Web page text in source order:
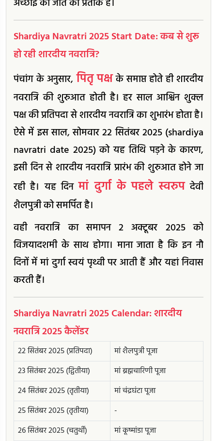
अच्छाई की जीत का प्रतीक है।
Shardiya Navratri 2025 Start Date: कब से शुरू
हो रही शारदीय नवरात्रि?
पंचांग के अनुसार, पितृ पक्षके समाप्त होते ही शारदीय
नवरात्रि की शुरुआत होती है। हर साल आश्विन शुक्ल
पक्ष की प्रतिपदा से शारदीय नवरात्रि का शुभारंभ होता है।
ऐसे में इस साल, सोमवार 22 सितंबर 2025 (shardiya
navratri date 2025) को यह तिथि पड़ने के कारण,
इसी दिन से शारदीय नवरात्रि प्रारंभ की शुरुआत होने जा
रही है। यह दिनमां दुर्गा के पहले स्वरुपदेवी
शैलपुत्री को समर्पित है।
वही नवरात्रि का समापन 2 अक्टूबर 2025 को
विजयादशमी के साथ होगा। माना जाता है कि इन नौ
दिनों में मां दुर्गा स्वयं पृथ्वी पर आती हैं और यहां निवास
करती हैं।
Shardiya Navratri 2025 Calendar: शारदीय
नवरात्रि 2025 कैलेंडर
22 सितंबर 2025 (प्रतिपदा)
मां शैलपुत्री पूजा
23 सितंबर 2025 (द्वितीया)
मां ब्रह्मचारिणी पूजा
24 सितंबर 2025 (तृतीया)
मां चंद्रघंटा पूजा
25 सितंबर 2025 (तृतीया)
-
26 सितंबर 2025 (चतुर्थी)
मां कूष्मांडा पूजा